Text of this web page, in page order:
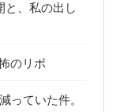
と、私の出し
のリボ
っていた件。